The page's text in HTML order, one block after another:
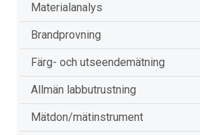
Materialanalys
Brandprovning
Färg- och utseendemätning
Allmän labbutrustning
Mätdon/mätinstrument